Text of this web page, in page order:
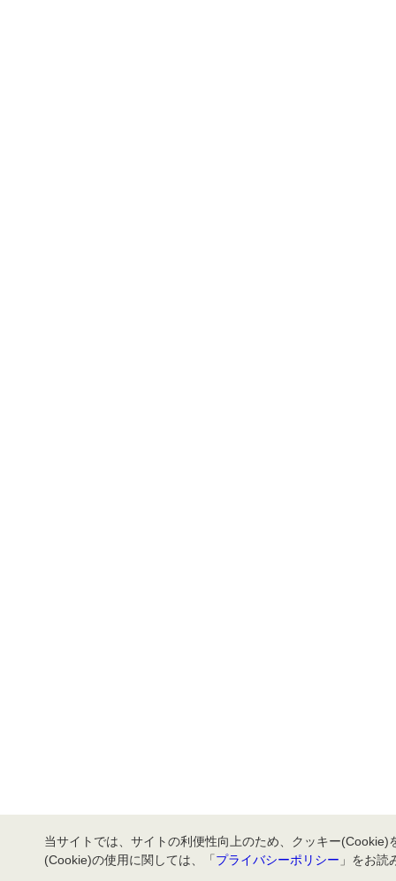
当サイトでは、サイトの利便性向上のため、クッキー
(Cookie)の使用に関しては、「プライバシーポリシー 」をお読